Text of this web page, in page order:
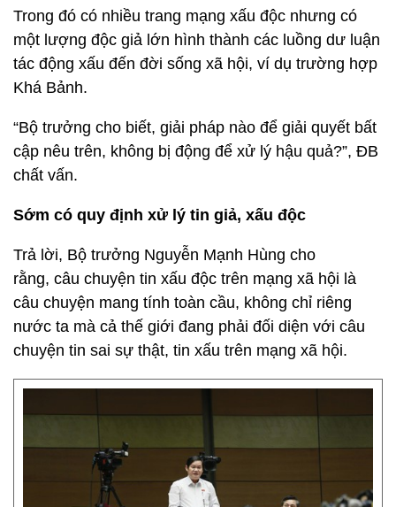
Trong đó có nhiều trang mạng xấu độc nhưng có
một lượng độc giả lớn hình thành các luồng dư luận
tác động xấu đến đời sống xã hội, ví dụ trường hợp
Khá Bảnh.
“Bộ trưởng cho biết, giải pháp nào để giải quyết bất
cập nêu trên, không bị động để xử lý hậu quả?”, ĐB
chất vấn.
Sớm có quy định xử lý tin giả, xấu độc
Trả lời, Bộ trưởng Nguyễn Mạnh Hùng cho
rằng, câu chuyện tin xấu độc trên mạng xã hội là
câu chuyện mang tính toàn cầu, không chỉ riêng
nước ta mà cả thế giới đang phải đối diện với câu
chuyện tin sai sự thật, tin xấu trên mạng xã hội.